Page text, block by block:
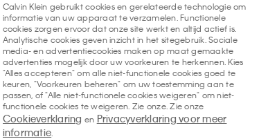
Calvin Klein gebruikt cookies en gerelateerde technologie om
informatie van uw apparaat te verzamelen. Functionele
cookies zorgen ervoor dat onze site werkt en altijd actief is.
Analytische cookies geven inzicht in het sitegebruik. Sociale
media- en advertentiecookies maken op maat gemaakte
advertenties mogelijk door uw voorkeuren te herkennen. Kies
"Alles accepteren" om alle niet-functionele cookies goed te
keuren, "Voorkeuren beheren" om uw toestemming aan te
passen, of "Alle niet-functionele cookies weigeren" om niet-
functionele cookies te weigeren. Zie onze. Zie onze
Cookieverklaring en Privacyverklaring voor meer
informatie